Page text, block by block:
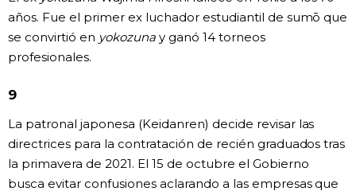
años. Fue el primer ex luchador estudiantil de sumō que
se convirtió en yokozunay ganó 14 torneos
profesionales.
9
La patronal japonesa (Keidanren) decide revisar las
directrices para la contratación de recién graduados tras
la primavera de 2021. El 15 de octubre el Gobierno
busca evitar confusiones aclarando a las empresas que